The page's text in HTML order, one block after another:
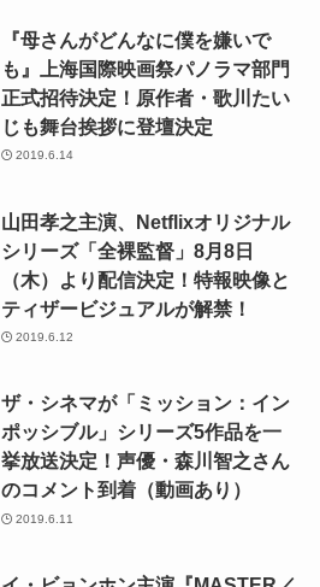
『母さんがどんなに僕を嫌いで
も』上海国際映画祭パノラマ部門
正式招待決定！原作者・歌川たい
じも舞台挨拶に登壇決定
2019.6.14
山田孝之主演、Netflixオリジナル
シリーズ「全裸監督」8月8日
（木）より配信決定！特報映像と
ティザービジュアルが解禁！
2019.6.12
ザ・シネマが「ミッション：イン
ポッシブル」シリーズ5作品を一
挙放送決定！声優・森川智之さん
のコメント到着（動画あり）
2019.6.11